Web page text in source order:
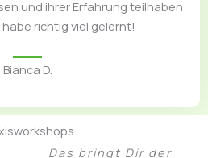
und ihrer Erfahrung teilhaben
richtig viel gelernt!
Bianca D.
Das bringt Dir der